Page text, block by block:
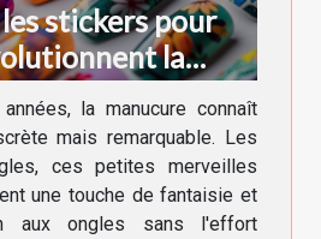
stickers pour
la
la manucure connaît
mais remarquable. Les
ces petites merveilles
une touche de fantaisie et
aux ongles sans l'effort